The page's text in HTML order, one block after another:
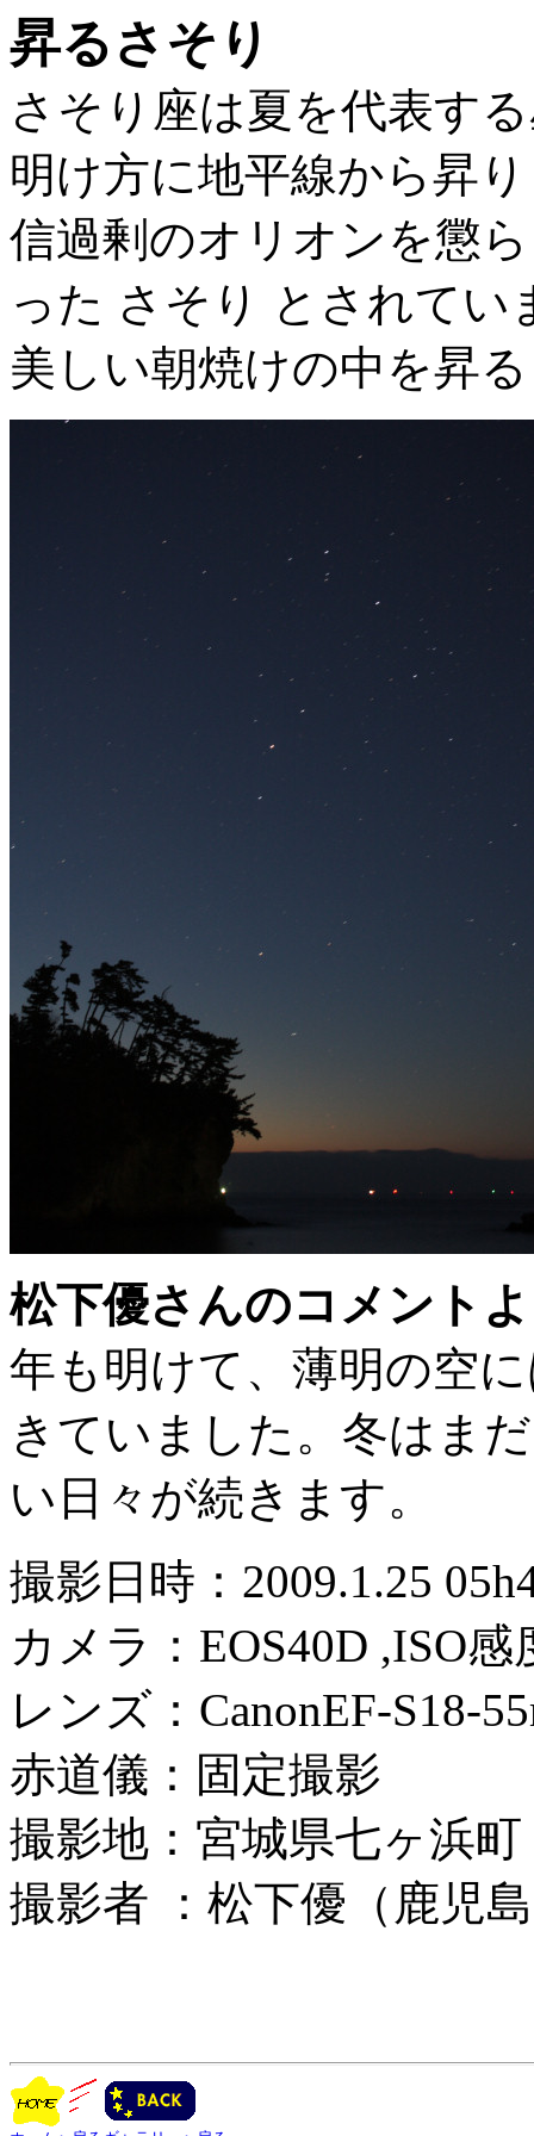
昇るさそり
さそり座は夏を代表す
明け方に地平線から昇
信過剰のオリオンを懲
った さそり とされてい
美しい朝焼けの中を昇
松下優さんのコメント
年も明けて、薄明の空
きていました。冬はま
い日々が続きます。
撮影日時：2009.1.25
カメラ：EOS40D ,ISO感
レンズ：CanonEF-S18-
赤道儀：固定撮影
撮影地：宮城県七ヶ浜町
撮影者 ：松下優（鹿児